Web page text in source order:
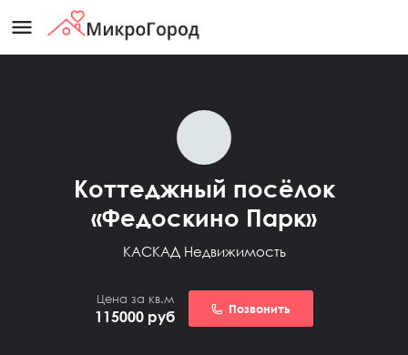
menu
Коттеджный посёлок
«Федоскино Парк»
КАСКАД Недвижимость
Цена за кв.м
115000 руб Позвонить